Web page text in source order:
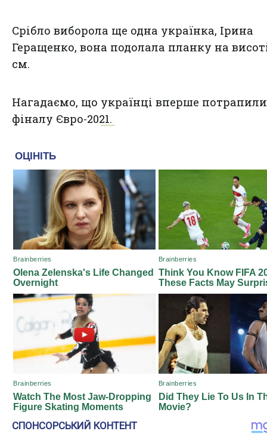
Срібло виборола ще одна українка, Ірина
Геращенко, вона подолала планку на
см.
Нагадаємо, що українці вперше
фіналу Євро-2021.